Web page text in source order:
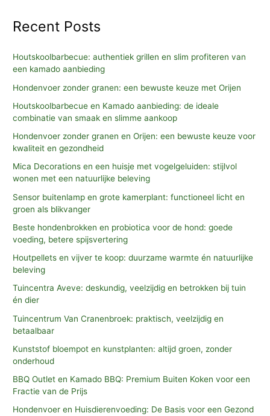
h
o
Recent Posts
Houtskoolbarbecue: authentiek grillen en slim profiteren van
een kamado aanbieding
Hondenvoer zonder granen: een bewuste keuze met Orijen
Houtskoolbarbecue en Kamado aanbieding: de ideale
combinatie van smaak en slimme aankoop
Hondenvoer zonder granen en Orijen: een bewuste keuze voor
kwaliteit en gezondheid
Mica Decorations en een huisje met vogelgeluiden: stijlvol
wonen met een natuurlijke beleving
Sensor buitenlamp en grote kamerplant: functioneel licht en
groen als blikvanger
Beste hondenbrokken en probiotica voor de hond: goede
voeding, betere spijsvertering
Houtpellets en vijver te koop: duurzame warmte én natuurlijke
beleving
Tuincentra Aveve: deskundig, veelzijdig en betrokken bij tuin
én dier
Tuincentrum Van Cranenbroek: praktisch, veelzijdig en
betaalbaar
Kunststof bloempot en kunstplanten: altijd groen, zonder
onderhoud
BBQ Outlet en Kamado BBQ: Premium Buiten Koken voor een
Fractie van de Prijs
Hondenvoer en Huisdierenvoeding: De Basis voor een Gezond